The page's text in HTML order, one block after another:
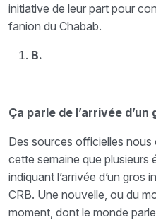
initiative de leur part pour
fanion du Chabab.
B.
Ça parle de l’arrivée
Des sources officielles
cette semaine que plusieurs
indiquant l’arrivée d’un gros
CRB. Une nouvelle, ou du
moment, dont le monde